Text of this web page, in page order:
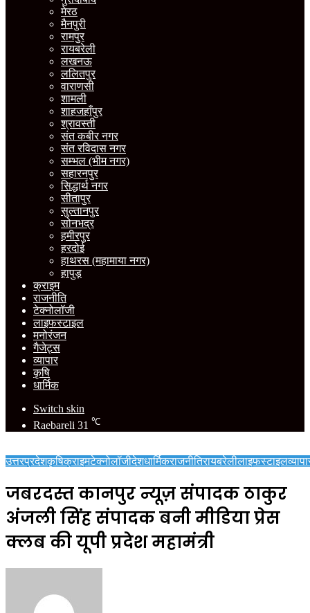
मेरठ
मैनपुरी
रामपुर
रायबरेली
लखनऊ
ललितपुर
वाराणसी
शामली
शाहजहाँपुर
श्रावस्ती
संत कबीर नगर
संत रविदास नगर
सम्भल (भीम नगर)
सहारनपुर
सिद्धार्थ नगर
सीतापुर
सुल्तानपुर
सोनभद्र
हमीरपुर
हरदोई
हाथरस (महामाया नगर)
हापुड़
क्राइम
राजनीति
टेक्नोलॉजी
लाइफस्टाइल
मनोरंजन
गैजेट्स
व्यापार
कृषि
धार्मिक
Switch skin
Raebareli 31 ℃
उत्तरप्रदेशकृषिक्राइमटेक्नोलॉजीदेशधार्मिकराजनीतिरायबरेलीलाइफस्टाइल
जबरदस्त कानपुर न्यूज़ संपादक ठाकुर
अंजली सिंह संपादक बनी मीडिया प्रेस
क्लब की यूपी प्रदेश महामंत्री